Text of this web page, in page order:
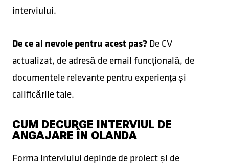
interviului.
De ce ai nevoie pentru acest pas? De CV
actualizat, de adresă de email funcțională, de
documentele relevante pentru experiența și
calificările tale.
CUM DECURGE INTERVIUL DE
ANGAJARE ÎN OLANDA
Forma interviului depinde de proiect și de